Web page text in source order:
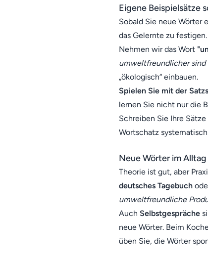
Eigene Beispielsätze
Sobald Sie neue Wörter
das Gelernte zu festigen.
Nehmen wir das Wort
umweltfreundlicher sind
„ökologisch“ einbauen.
Spielen Sie mit der
lernen Sie nicht nur die
Schreiben Sie Ihre Sätze
Wortschatz systematisch
Neue Wörter im
Theorie ist gut, aber
deutsches Tagebuch
umweltfreundliche
Auch Selbstgespräche
neue Wörter. Beim
üben Sie, die Wörter